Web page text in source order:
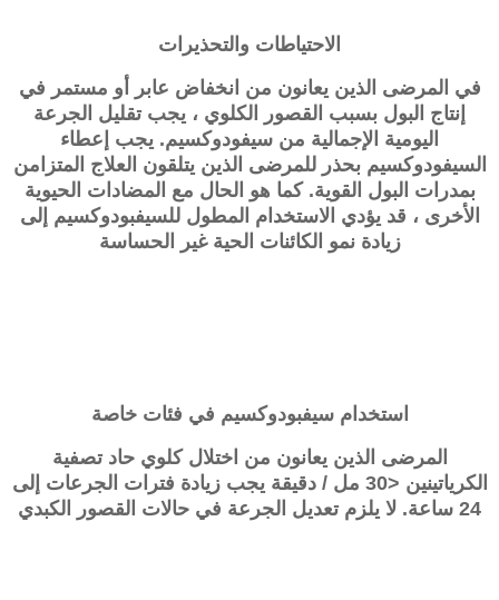
الاحتياطات والتحذيرات
في المرضى الذين يعانون من انخفاض عابر أو مستمر في
إنتاج البول بسبب القصور الكلوي ، يجب تقليل الجرعة
اليومية الإجمالية من سيفودوكسيم. يجب إعطاء
السيفودوكسيم بحذر للمرضى الذين يتلقون العلاج المتزامن
بمدرات البول القوية. كما هو الحال مع المضادات الحيوية
الأخرى ، قد يؤدي الاستخدام المطول للسيفبودوكسيم إلى
زيادة نمو الكائنات الحية غير الحساسة
استخدامسيفبودوكسيم في فئات خاصة
المرضى الذين يعانون من اختلال كلوي حاد تصفية
الكرياتينين <30 مل / دقيقة يجب زيادة فترات الجرعات إلى
24 ساعة. لا يلزم تعديل الجرعة في حالات القصور الكبدي